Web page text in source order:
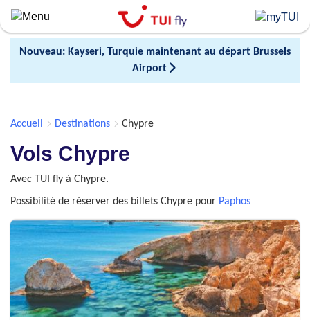
Skip
to
main
contentNouveau: Kayseri, Turquie maintenant au départ Brussels
Airport
Accueil Destinations Chypre
Vols Chypre
Avec TUI fly à Chypre.
Possibilité de réserver des billets Chypre pour Paphos